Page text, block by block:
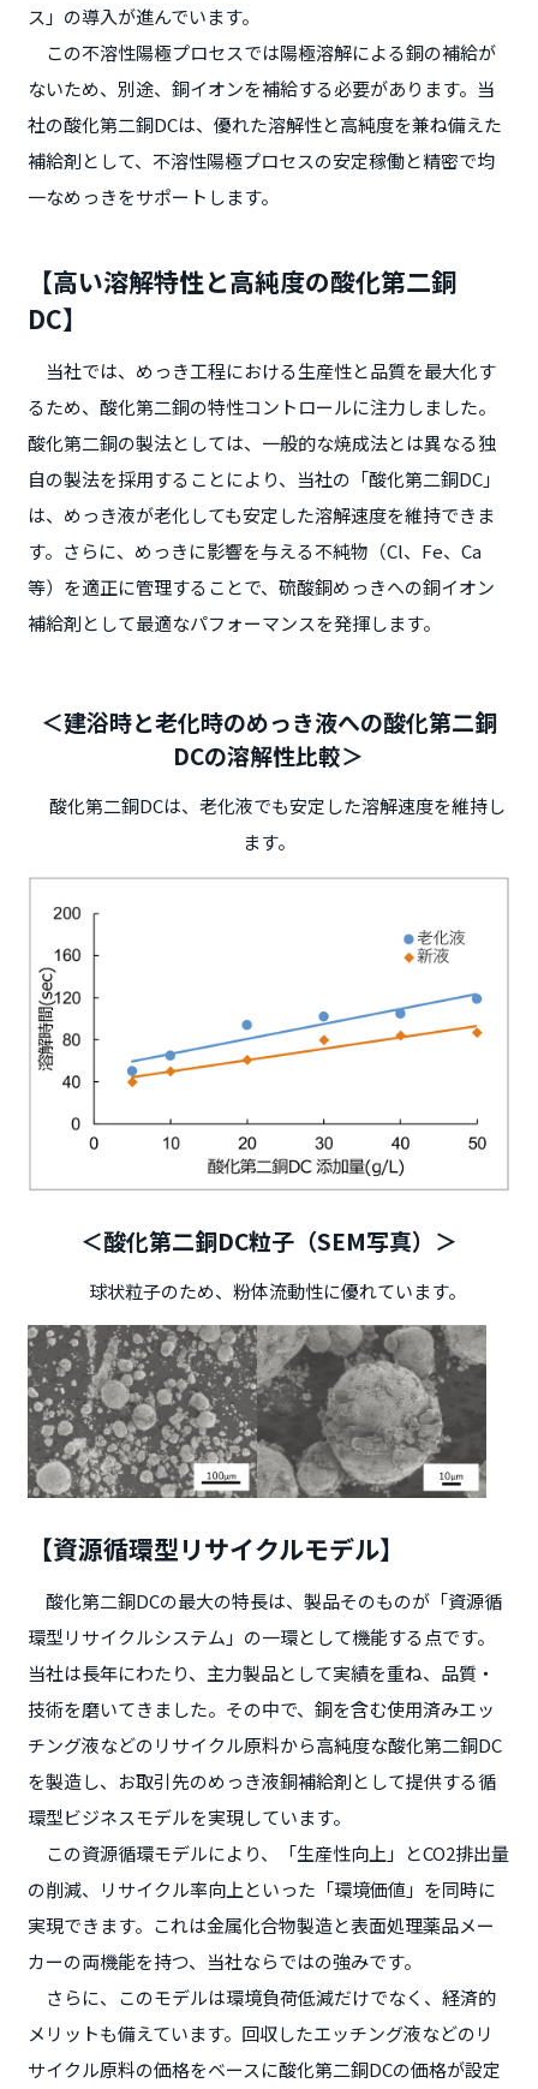
ス」の導入が進んでいます。
この不溶性陽極プロセスでは陽極溶解による銅の補給が
ないため、別途、銅イオンを補給する必要があります。当
社の酸化第二銅DCは、優れた溶解性と高純度を兼ね備えた
補給剤として、不溶性陽極プロセスの安定稼働と精密で均
一なめっきをサポートします。
【高い溶解特性と高純度の酸化第二銅
DC】
当社では、めっき工程における生産性と品質を最大化す
るため、酸化第二銅の特性コントロールに注力しました。
酸化第二銅の製法としては、一般的な焼成法とは異なる独
自の製法を採用することにより、当社の「酸化第二銅DC」
は、めっき液が老化しても安定した溶解速度を維持できま
す。さらに、めっきに影響を与える不純物（Cl、Fe、Ca
等）を適正に管理することで、硫酸銅めっきへの銅イオン
補給剤として最適なパフォーマンスを発揮します。
＜建浴時と老化時のめっき液への酸化第二銅
DCの溶解性比較＞
酸化第二銅DCは、老化液でも安定した溶解速度を維持し
ます。
＜酸化第二銅DC粒子（SEM写真）＞
球状粒子のため、粉体流動性に優れています。
【資源循環型リサイクルモデル】
酸化第二銅DCの最大の特長は、製品そのものが「資源循
環型リサイクルシステム」の一環として機能する点です。
当社は長年にわたり、主力製品として実績を重ね、品質・
技術を磨いてきました。その中で、銅を含む使用済みエッ
チング液などのリサイクル原料から高純度な酸化第二銅DC
を製造し、お取引先のめっき液銅補給剤として提供する循
環型ビジネスモデルを実現しています。
この資源循環モデルにより、「生産性向上」とCO2排出量
の削減、リサイクル率向上といった「環境価値」を同時に
実現できます。これは金属化合物製造と表面処理薬品メー
カーの両機能を持つ、当社ならではの強みです。
さらに、このモデルは環境負荷低減だけでなく、経済的
メリットも備えています。回収したエッチング液などのリ
サイクル原料の価格をベースに酸化第二銅DCの価格が設定